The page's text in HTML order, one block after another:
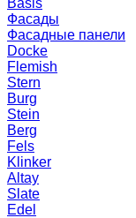
Basis
Фасады
Фасадные панели
Docke
Flemish
Stern
Burg
Stein
Berg
Fels
Klinker
Altay
Slate
Edel